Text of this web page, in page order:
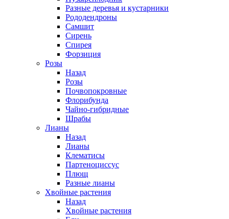
Разные деревья и кустарники
Рододендроны
Самшит
Сирень
Спирея
Форзиция
Розы
Назад
Розы
Почвопокровные
Флорибунда
Чайно-гибридные
Шрабы
Лианы
Назад
Лианы
Клематисы
Партеноциссус
Плющ
Разные лианы
Хвойные растения
Назад
Хвойные растения